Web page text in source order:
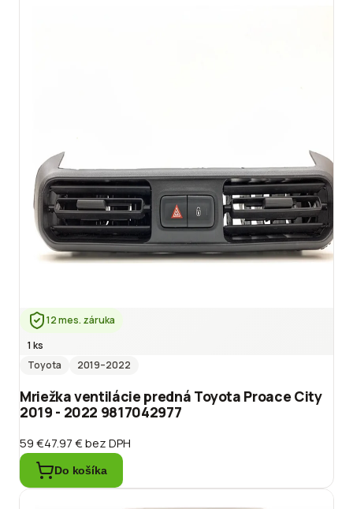
12 mes. záruka
1 ks
Toyota
2019–2022
Mriežka ventilácie predná Toyota Proace City
2019 - 2022 9817042977
59 €47.97 €bez DPH
Do košíka